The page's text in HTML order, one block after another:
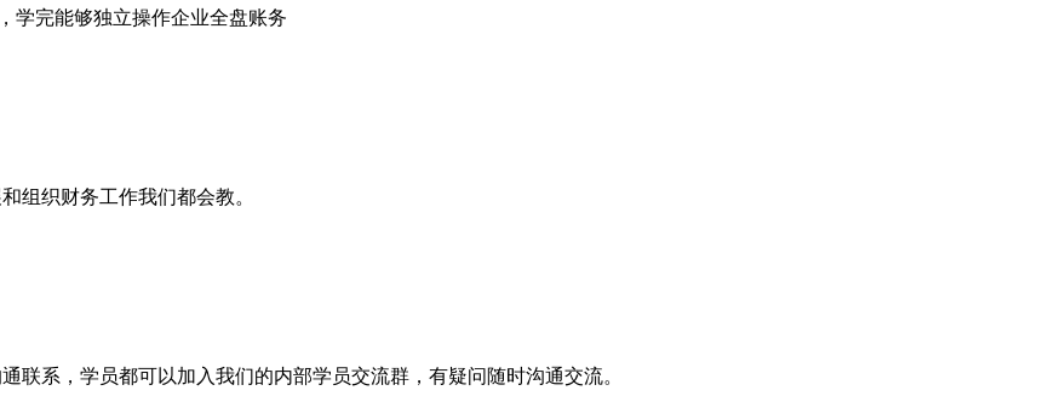
学完能够独立操作企业全盘账务
组织财务工作我们都会教。
联系，学员都可以加入我们的内部学员交流群，有疑问随时沟通交流。